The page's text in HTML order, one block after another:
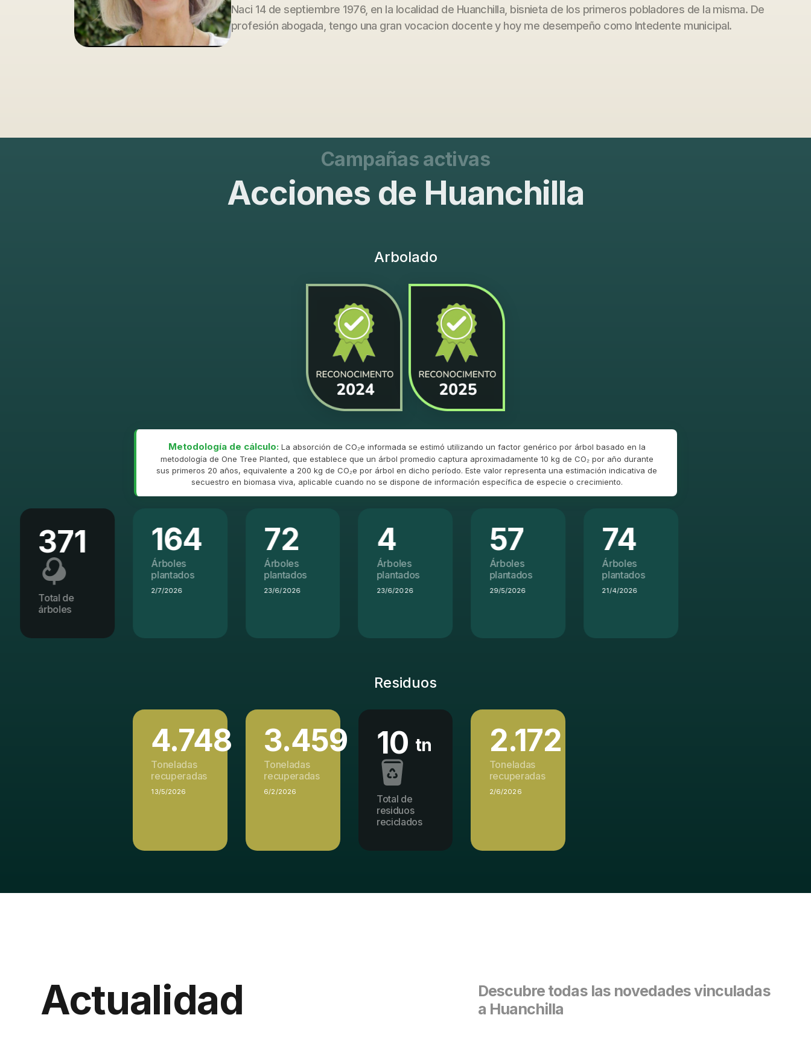
Naci 14 de septiembre 1976, en la localidad de Huanchilla, bisnieta de los primeros pobladores de la misma. De
profesión abogada, tengo una gran vocacion docente y hoy me desempeño como Intedente municipal.
Campañas activas
Acciones de Huanchilla
Arbolado
Metodología de cálculo:La absorción de CO₂e informada se estimó utilizando un factor genérico por árbol basado en la
metodología de One Tree Planted, que establece que un árbol promedio captura aproximadamente 10 kg de CO₂ por año durante
sus primeros 20 años, equivalente a 200 kg de CO₂e por árbol en dicho período. Este valor representa una estimación indicativa de
secuestro en biomasa viva, aplicable cuando no se dispone de información específica de especie o crecimiento.
164 72
Árboles
plantados
23/6/2026
4
Árboles
plantados
23/6/2026
Árboles
plantados
29/5/2026
74
Árboles
plantados
21/4/2026
371
Residuos
4.748
Toneladas
recuperadas
13/5/2026
3.459
Toneladas
recuperadas
6/2/2026
10 tn
Total de
residuos
reciclados
2.172
Toneladas
recuperadas
2/6/2026
Actualidad
Descubre todas las novedades vinculadas
a Huanchilla